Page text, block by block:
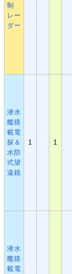
制
レー
ダー
潜水
艦搭
載電
探＆
水防
式望
遠鏡
1 1
潜水
艦搭
載電